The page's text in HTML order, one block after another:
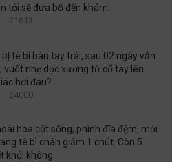
tới sẽ đưa bố đến khám.
21613
tê bì bàn tay trái, sau 02 ngày vẫn
vuốt nhẹ dọc xương từ cổ tay lên
hơi đau?
24000
hóa cột sống, phình đĩa đệm, mới
tê bì chân giảm 1 chút. Còn 5
khỏi không